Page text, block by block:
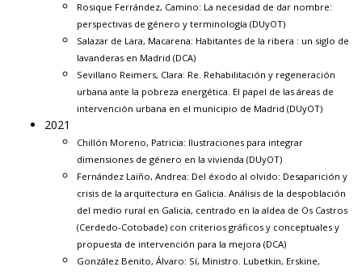
Rosique Ferrández, Camino: La necesidad de dar nombre:
perspectivas de género y terminología (DUyOT)
Salazar de Lara, Macarena: Habitantes de la ribera : un siglo de
lavanderas en Madrid (DCA)
Sevillano Reimers, Clara: Re. Rehabilitación y regeneración
urbana ante la pobreza energética. El papel de las áreas de
intervención urbana en el municipio de Madrid (DUyOT)
2021
Chillón Moreno, Patricia: Ilustraciones para integrar
dimensiones de género en la vivienda (DUyOT)
Fernández Laiño, Andrea: Del éxodo al olvido: Desaparición y
crisis de la arquitectura en Galicia. Análisis de la despoblación
del medio rural en Galicia, centrado en la aldea de Os Castros
(Cerdedo-Cotobade) con criterios gráficos y conceptuales y
propuesta de intervención para la mejora (DCA)
González Benito, Álvaro: Sí, Ministro. Lubetkin, Erskine,